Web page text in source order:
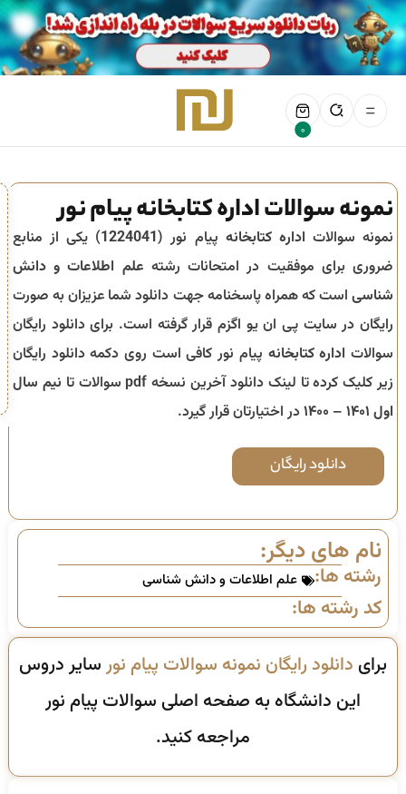
0
نمونه سوالات اداره کتابخانه پیام نور
نمونه سوالات اداره کتابخانه پیام نور (1224041) یکی از منابع
ضروری برای موفقیت در امتحانات رشته علم اطلاعات و دانش
شناسی است که همراه پاسخنامه جهت دانلود شما عزیزان به صورت
رایگان در سایت پی ان یو اگزم قرار گرفته است. برای دانلود رایگان
سوالات اداره کتابخانه پیام نور کافی است روی دکمه دانلود رایگان
زیر کلیک کرده تا لینک دانلود آخرین نسخه pdf سوالات تا
نیم سال
اول ۱۴۰۱ – ۱۴۰۰
در اختیارتان قرار گیرد.
دانلود رایگان
نام های دیگر:
رشته ها: علم اطلاعات و دانش شناسی
کد رشته ها:
برای دانلود رایگان نمونه سوالات پیام نورسایر دروس
این دانشگاه به صفحه اصلی سوالات پیام نور
مراجعه کنید.